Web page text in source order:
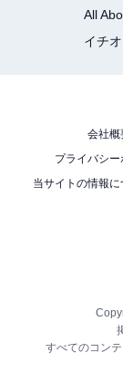
All
イチ
会社概
プライバシー
当サイトの情報
すべてのコン